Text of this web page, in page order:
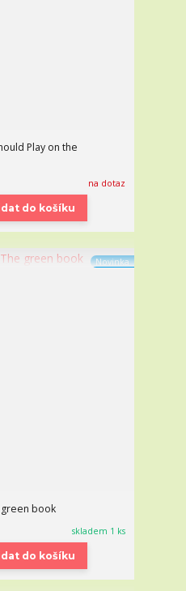
Play on the
na dotaz
do košíku
Novinka
green book
skladem 1 ks
do košíku